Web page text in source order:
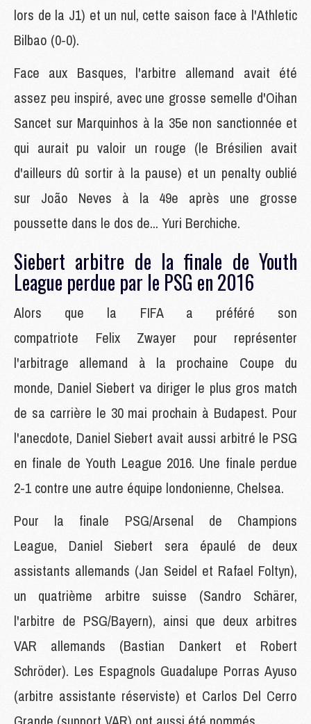
lors de la J1) et un nul, cette saison face à l'Athletic
Bilbao (0-0).
Face aux Basques, l'arbitre allemand avait été
assez peu inspiré, avec une grosse semelle d'Oihan
Sancet sur Marquinhos à la 35e non sanctionnée et
qui aurait pu valoir un rouge (le Brésilien avait
d'ailleurs dû sortir à la pause) et un penalty oublié
sur João Neves à la 49e après une grosse
poussette dans le dos de... Yuri Berchiche.
Siebert arbitre de la finale de Youth
League perdue par le PSG en 2016
Alors que la FIFA a préféré son
compatriote Felix Zwayer pour représenter
l'arbitrage allemand à la prochaine Coupe du
monde, Daniel Siebert va diriger le plus gros match
de sa carrière le 30 mai prochain à Budapest. Pour
l'anecdote, Daniel Siebert avait aussi arbitré le PSG
en finale de Youth League 2016. Une finale perdue
2-1 contre une autre équipe londonienne, Chelsea.
Pour la finale PSG/Arsenal de Champions
League, Daniel Siebert sera épaulé de deux
assistants allemands (Jan Seidel et Rafael Foltyn),
un quatrième arbitre suisse (Sandro Schärer,
l'arbitre de PSG/Bayern), ainsi que deux arbitres
VAR allemands (Bastian Dankert et Robert
Schröder). Les Espagnols Guadalupe Porras Ayuso
(arbitre assistante réserviste) et Carlos Del Cerro